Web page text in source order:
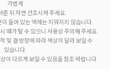
가볍게
준 뒤 자연 건조시켜 주세요.
들어 있는 액체는 지워지지 않습니다.
때가 탈 수 있으니 사용상 주의해 주세요.
및 결 방향에 따라 색상이 달라 보일 수
있습니다.
이 다르게 보일 수 있음을 참조 바랍니다.